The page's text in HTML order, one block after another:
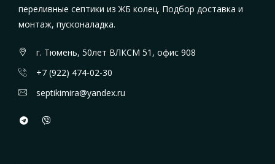
переливные септики из ЖБ колец. Подбор доставка и
монтаж, пусконаладка.
г. Тюмень, 50лет ВЛКСМ 51, офис 908
+7 (922) 474-02-30
septikimira@yandex.ru